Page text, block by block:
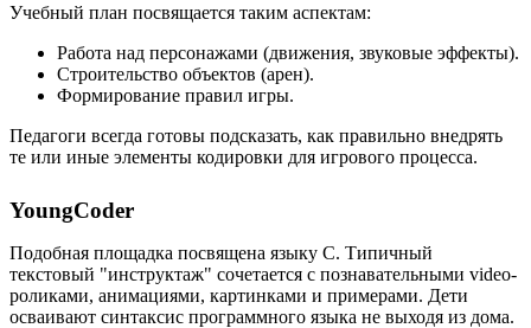
Учебный план посвящается таким аспектам:
Работа над персонажами (движения, звуковые эффекты).
Строительство объектов (арен).
Формирование правил игры.
Педагоги всегда готовы подсказать, как правильно внедрять
те или иные элементы кодировки для игрового процесса.
YoungCoder
Подобная площадка посвящена языку C. Типичный
текстовый "инструктаж" сочетается с познавательными video-
роликами, анимациями, картинками и примерами. Дети
осваивают синтаксис программного языка не выходя из дома.